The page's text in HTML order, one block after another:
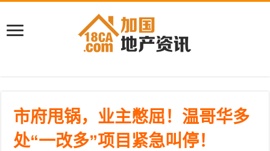
市府甩锅，业主憋屈！温哥华多
处“一改多”项目紧急叫停！